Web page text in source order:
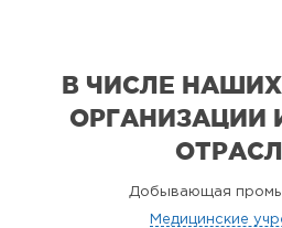
В ЧИСЛЕ
ОРГАНИЗАЦИИ
Добывающая
Медицинские